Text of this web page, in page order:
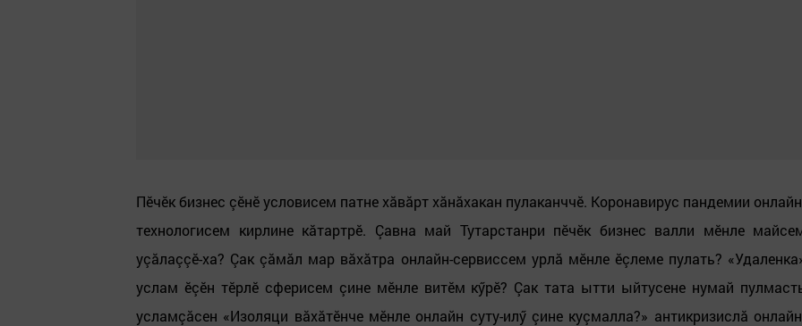
Пӗчӗк бизнес çӗнӗ условисем патне хăвăрт хăнăхакан пулаканччӗ. Коронавирус пандемии
технологисем кирлине кăтартрӗ. Çавна май Тутарстанри пӗчӗк бизнес валли мӗнле
уçăлаççӗ-ха? Çак çăмăл мар вăхăтра онлайн-сервиссем урлă мӗнле ӗçлеме пулать?
услам ӗçӗн тӗрлӗ сферисем çине мӗнле витӗм кӳрӗ? Çак тата ытти ыйтусене нумай
усламçăсен «Изоляци вăхăтӗнче мӗнле онлайн суту-илӳ çине куçмалла?» антикризислă